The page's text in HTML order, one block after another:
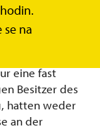
se nasich die
und nach
eine fast
Besitzer des
hatten weder
an der